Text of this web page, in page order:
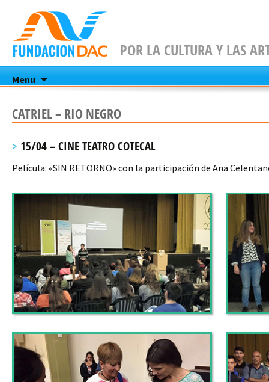
POR LA CULTURA Y LAS
Menu
Skip
to
CATRIEL – RIO NEGRO
15/04 – CINE TEATRO COTECAL
Película: «SIN RETORNO» con la participación de Ana